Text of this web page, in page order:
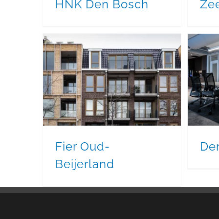
HNK Den Bosch
Fier Oud-
Beijerland